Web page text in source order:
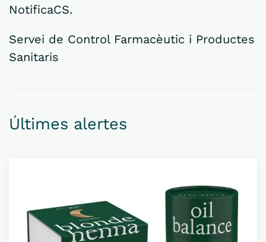
NotificaCS.
Servei de Control Farmacèutic i Productes
Sanitaris
Últimes alertes